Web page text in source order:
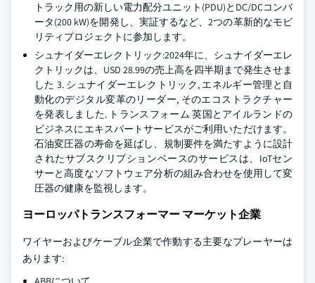
トラック用の新しい電力配分ユニット(PDU)とDC/DCコンバ
ータ(200 kW)を開発し、実証するなど、2つの革新的なモビ
リティプロジェクトに参加します。
シュナイダーエレクトリック:2024年に、シュナイダーエレ
クトリックは、USD 28.99の売上高を四半期まで発生させま
した 3. シュナイダーエレクトリック, エネルギー管理と自
動化のデジタル変革のリーダー, そのエコストラクチャー
を発表しました. トランスフォーム 英国とアイルランドの
ビジネスにエキスパートサービスがご利用いただけます。
石油変圧器の寿命を延ばし、規制要件を満たすように設計
されたサブスクリプションベースのサービスは、IoTセン
サーと高度なソフトウェア分析の組み合わせを使用して変
圧器の健康を監視します。
ヨーロッパトランスフォーマー マーケット企業
ワイヤーおよびケーブル企業で作動する主要なプレーヤーは
あります: